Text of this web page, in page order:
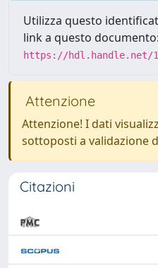
Utilizza questo
link a questo documento:
https://hdl.handle.net/
Attenzione
Attenzione! I dati
sottoposti a validazione
Citazioni